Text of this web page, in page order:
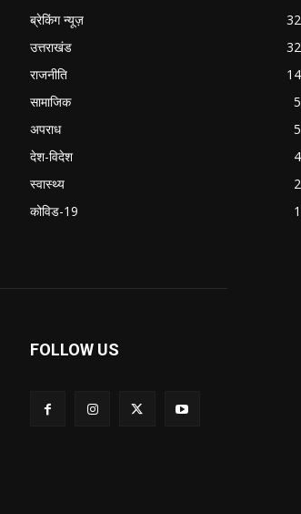
ब्रेकिंग न्यूज़
उत्तराखंड
राजनीति
सामाजिक
अपराध
देश-विदेश
स्वास्थ्य
कोविड-19
FOLLOW US